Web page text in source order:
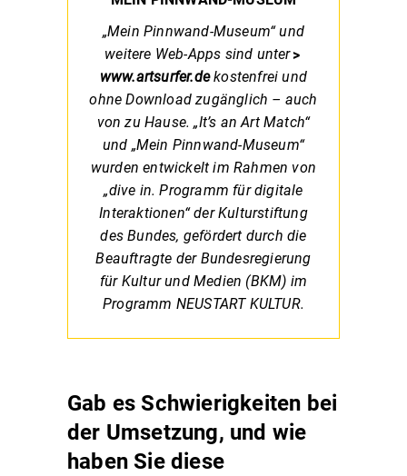
„Mein Pinnwand-Museum“ und
weitere Web-Apps sind unter
www.artsurfer.dekostenfrei und
ohne Download zugänglich – auch
von zu Hause. „It’s an Art Match“
und „Mein Pinnwand-Museum“
wurden entwickelt im Rahmen von
„dive in. Programm für digitale
Interaktionen“ der Kulturstiftung
des Bundes, gefördert durch die
Beauftragte der Bundesregierung
für Kultur und Medien (BKM) im
Programm NEUSTART KULTUR.
Gab es Schwierigkeiten bei
der Umsetzung, und wie
haben Sie diese